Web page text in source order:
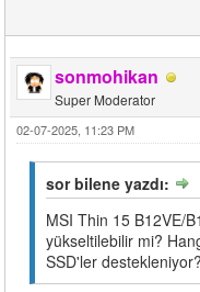
sonmohikan
Super Moderator
02-07-2025, 11:23 PM
sor bilene yazdı:
MSI Thin 15 B12VE/
yükseltilebilir mi?
SSD'ler destekleniyor?